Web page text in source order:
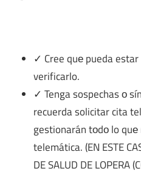
✓ Cree quе pueda
verificarlo.
✓ Tenga sospechas ο
recuerda solicitar cita
gestionarán tοdο lo
telemática. (EN ESTE
DE SALUD DE LOPERA